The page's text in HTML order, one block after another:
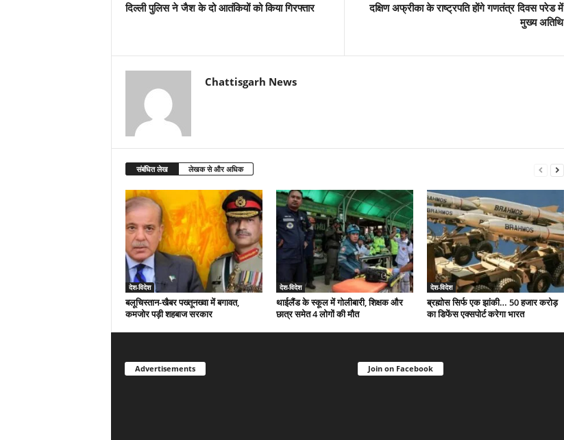
दिल्ली पुलिस ने जैश के दो आतंकियों को किया गिरफ्तार
दक्षिण अफ्रीका के राष्ट्रपति होंगे गणतंत्र दिवस परेड में
मुख्य अतिथि
Chattisgarh News
संबंधित लेख लेखक से और अधिक
देश-विदेश
बलूचिस्तान-खैबर पख्तूनख्वा में बगावत,
कमजोर पड़ी शहबाज सरकार
देश-विदेश
थाईलैंड के स्कूल में गोलीबारी, शिक्षक और
छात्र समेत 4 लोगों की मौत
देश-विदेश
ब्रह्मोस सिर्फ एक झांकी… 50 हजार करोड़
का डिफेंस एक्सपोर्ट करेगा भारत
Advertisements Join on Facebook